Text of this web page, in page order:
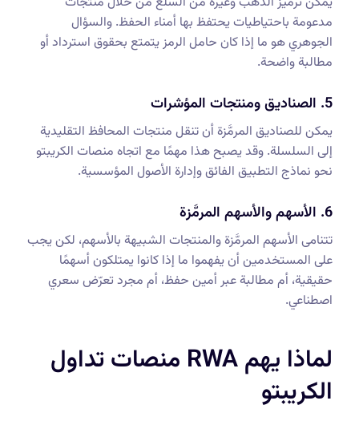
مدعومة باحتياطيات يحتفظ بها أمناء الحفظ. والسؤال
الجوهري هو ما إذا كان حامل الرمز يتمتع بحقوق استرداد أو
مطالبة واضحة.
5. الصناديق ومنتجات المؤشرات
يمكن للصناديق المرمَّزة أن تنقل منتجات المحافظ التقليدية
إلى السلسلة. وقد يصبح هذا مهمًا مع اتجاه منصات الكريبتو
نحو نماذج التطبيق الفائق وإدارة الأصول المؤسسية.
6. الأسهم والأسهم المرمَّزة
تتنامى الأسهم المرمَّزة والمنتجات الشبيهة بالأسهم، لكن يجب
على المستخدمين أن يفهموا ما إذا كانوا يمتلكون أسهمًا
حقيقية، أم مطالبة عبر أمين حفظ، أم مجرد تعرّض سعري
اصطناعي.
لماذا يهم RWA منصات تداول
الكريبتو